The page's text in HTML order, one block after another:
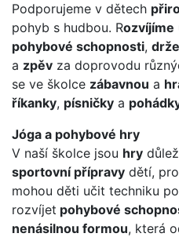
Podporujeme v dětech
pohyb s hudbou. Rozvíjíme
pohybové schopnosti,
a zpěv za doprovodu
se ve školce zábavnou a
říkanky, písničky a
Jóga a pohybové hry
V naší školce jsou hry
sportovní přípravy dětí,
mohou děti učit techniku
rozvíjet pohybové
nenásilnou formou, která